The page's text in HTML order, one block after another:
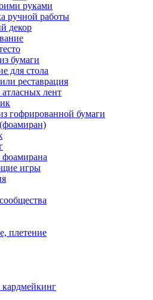
руками
ручной работы
декор
бумаги
для стола
реставрация
лент
гофрированной бумаги
игры
плетение